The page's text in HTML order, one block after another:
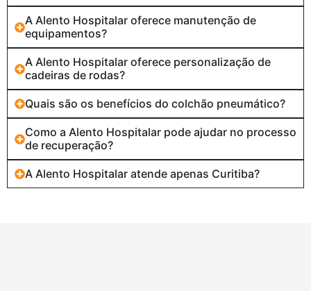
A Alento Hospitalar oferece manutenção de
equipamentos?
A Alento Hospitalar oferece personalização de
cadeiras de rodas?
Quais são os benefícios do colchão pneumático?
Como a Alento Hospitalar pode ajudar no processo
de recuperação?
A Alento Hospitalar atende apenas Curitiba?